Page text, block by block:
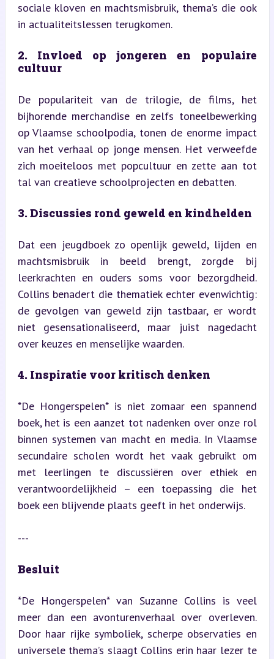
sociale kloven en machtsmisbruik, thema’s die ook
in actualiteitslessen terugkomen.
2. Invloed op jongeren en populaire
cultuur
De populariteit van de trilogie, de films, het
bijhorende merchandise en zelfs toneelbewerking
op Vlaamse schoolpodia, tonen de enorme impact
van het verhaal op jonge mensen. Het verweefde
zich moeiteloos met popcultuur en zette aan tot
tal van creatieve schoolprojecten en debatten.
3. Discussies rond geweld en kindhelden
Dat een jeugdboek zo openlijk geweld, lijden en
machtsmisbruik in beeld brengt, zorgde bij
leerkrachten en ouders soms voor bezorgdheid.
Collins benadert die thematiek echter evenwichtig:
de gevolgen van geweld zijn tastbaar, er wordt
niet gesensationaliseerd, maar juist nagedacht
over keuzes en menselijke waarden.
4. Inspiratie voor kritisch denken
*De Hongerspelen* is niet zomaar een spannend
boek, het is een aanzet tot nadenken over onze rol
binnen systemen van macht en media. In Vlaamse
secundaire scholen wordt het vaak gebruikt om
met leerlingen te discussiëren over ethiek en
verantwoordelijkheid – een toepassing die het
boek een blijvende plaats geeft in het onderwijs.
---
Besluit
*De Hongerspelen* van Suzanne Collins is veel
meer dan een avonturenverhaal over overleven.
Door haar rijke symboliek, scherpe observaties en
universele thema’s slaagt Collins erin haar lezer te